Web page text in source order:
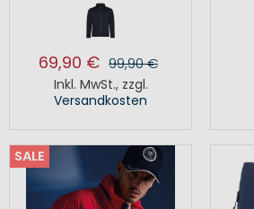
69,90 € 99,90 €
Inkl. MwSt., zzgl.
Versandkosten
SALE